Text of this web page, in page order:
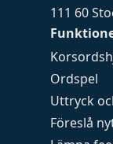
Ordspel
Uttryck
Föreslå
111 60